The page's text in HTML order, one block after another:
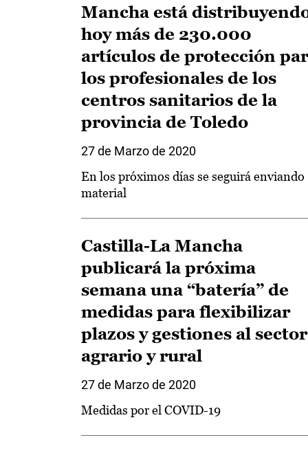
Mancha está
hoy más de 230.000
artículos de protección
los profesionales de los
centros sanitarios de la
provincia de Toledo
27 de Marzo de 2020
En los próximos días se seguirá enviando
material
Castilla-La Mancha
publicará la próxima
semana una “batería” de
medidas para flexibilizar
plazos y gestiones al sector
agrario y rural
27 de Marzo de 2020
Medidas por el COVID-19